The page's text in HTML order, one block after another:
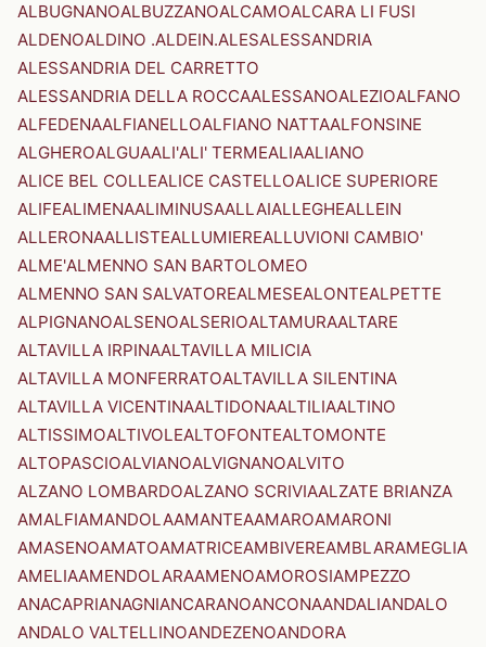
ALBUGNANOALBUZZANOALCAMOALCARA LI FUSI
ALDENOALDINO .ALDEIN.ALESALESSANDRIA
ALESSANDRIA DEL CARRETTO
ALESSANDRIA DELLA ROCCAALESSANOALEZIOALFANO
ALFEDENAALFIANELLOALFIANO NATTAALFONSINE
ALGHEROALGUAALI'ALI' TERMEALIAALIANO
ALICE BEL COLLEALICE CASTELLOALICE SUPERIORE
ALIFEALIMENAALIMINUSAALLAIALLEGHEALLEIN
ALLERONAALLISTEALLUMIEREALLUVIONI CAMBIO'
ALME'ALMENNO SAN BARTOLOMEO
ALMENNO SAN SALVATOREALMESEALONTEALPETTE
ALPIGNANOALSENOALSERIOALTAMURAALTARE
ALTAVILLA IRPINAALTAVILLA MILICIA
ALTAVILLA MONFERRATOALTAVILLA SILENTINA
ALTAVILLA VICENTINAALTIDONAALTILIAALTINO
ALTISSIMOALTIVOLEALTOFONTEALTOMONTE
ALTOPASCIOALVIANOALVIGNANOALVITO
ALZANO LOMBARDOALZANO SCRIVIAALZATE BRIANZA
AMALFIAMANDOLAAMANTEAAMAROAMARONI
AMASENOAMATOAMATRICEAMBIVEREAMBLARAMEGLIA
AMELIAAMENDOLARAAMENOAMOROSIAMPEZZO
ANACAPRIANAGNIANCARANOANCONAANDALIANDALO
ANDALO VALTELLINOANDEZENOANDORA